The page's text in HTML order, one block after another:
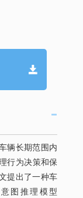
辆长期范围内
行为决策和保
提出了一种车
图推理模型